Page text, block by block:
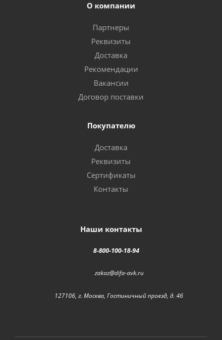
О компании
Партнеры
Реквизиты
Доставка
Рекомендации
Вакансии
Договор поставки
Покупателю
Доставка
Реквизиты
Сертификаты
Контакты
Наши контакты
8-800-100-18-94
zakaz@difa-avk.ru
127106, г. Москва, Гостиничный проезд, д. 4б